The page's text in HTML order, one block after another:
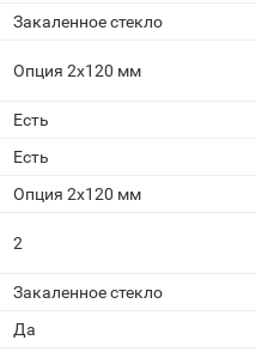
Закаленное стекло
Опция 2х120 мм
Есть
Есть
Опция 2х120 мм
2
Закаленное стекло
Да